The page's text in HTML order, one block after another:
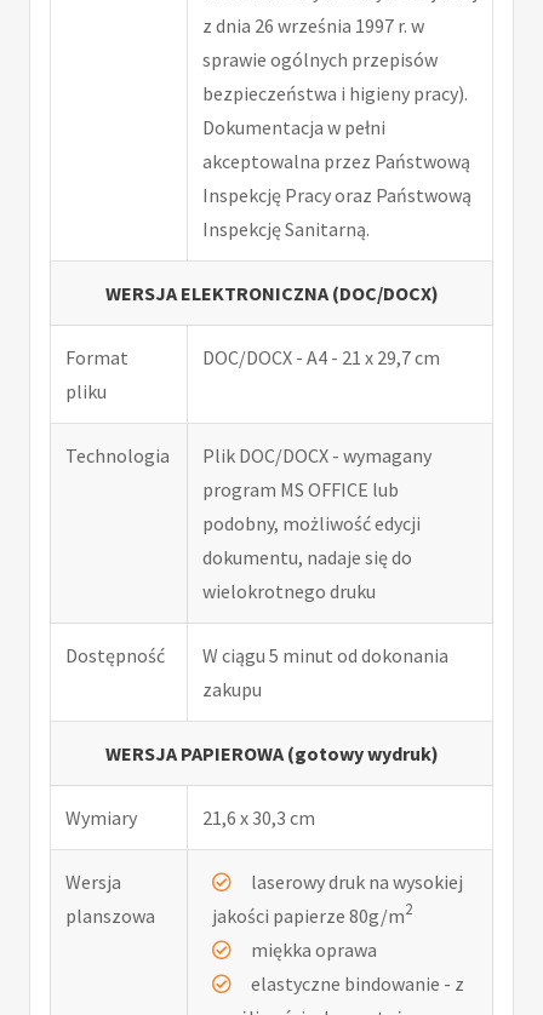
z dnia 26 września 1997 r. w
sprawie ogólnych przepisów
bezpieczeństwa i higieny pracy).
Dokumentacja w pełni
akceptowalna przez Państwową
Inspekcję Pracy oraz Państwową
Inspekcję Sanitarną.
WERSJA ELEKTRONICZNA (DOC/DOCX)
Format
pliku
DOC/DOCX - A4 - 21 x 29,7 cm
Technologia
Plik DOC/DOCX - wymagany
program MS OFFICE lub
podobny, możliwość edycji
dokumentu, nadaje się do
wielokrotnego druku
Dostępność
W ciągu 5 minut od dokonania
zakupu
WERSJA PAPIEROWA (gotowy wydruk)
Wymiary 21,6 x 30,3 cm
Wersja
planszowa
laserowy druk na wysokiej
jakości papierze 80g/m2
miękka oprawa
elastyczne bindowanie - z